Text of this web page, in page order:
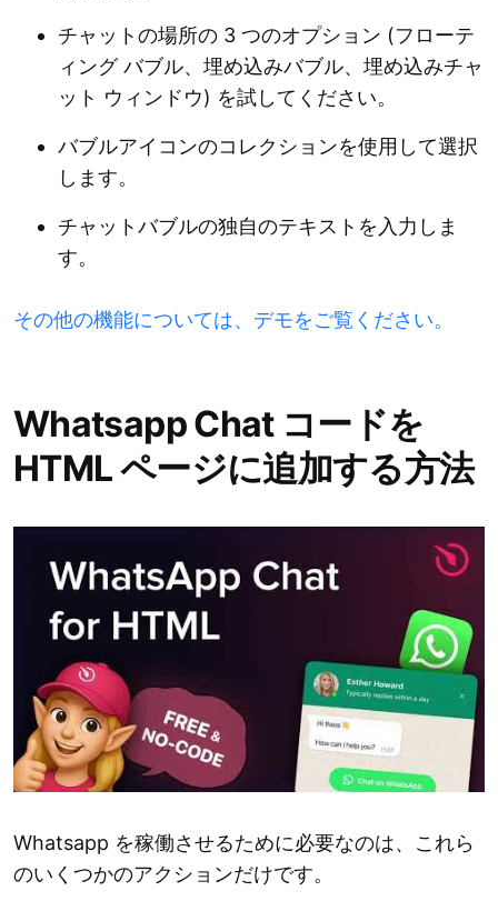
チャットの場所の 3 つのオプション (フローテ
ィング バブル、埋め込みバブル、埋め込みチャ
ット ウィンドウ) を試してください。
バブルアイコンのコレクションを使用して選択
します。
チャットバブルの独自のテキストを入力しま
す。
その他の機能については、デモをご覧ください。
Whatsapp Chat コードを
HTML ページに追加する方法
Whatsapp を稼働させるために必要なのは、これら
のいくつかのアクションだけです。